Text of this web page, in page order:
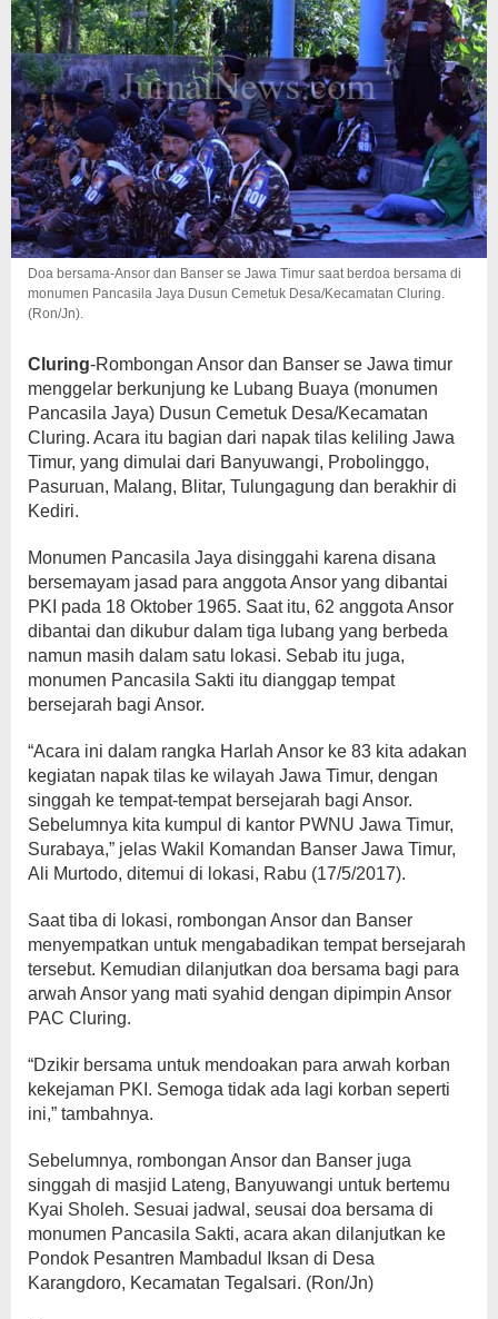
Doa bersama-Ansor dan Banser se Jawa Timur saat berdoa bersama di
monumen Pancasila Jaya Dusun Cemetuk Desa/Kecamatan Cluring.
(Ron/Jn).
Cluring-Rombongan Ansor dan Banser se Jawa timur
menggelar berkunjung ke Lubang Buaya (monumen
Pancasila Jaya) Dusun Cemetuk Desa/Kecamatan
Cluring. Acara itu bagian dari napak tilas keliling Jawa
Timur, yang dimulai dari Banyuwangi, Probolinggo,
Pasuruan, Malang, Blitar, Tulungagung dan berakhir di
Kediri.
Monumen Pancasila Jaya disinggahi karena disana
bersemayam jasad para anggota Ansor yang dibantai
PKI pada 18 Oktober 1965. Saat itu, 62 anggota Ansor
dibantai dan dikubur dalam tiga lubang yang berbeda
namun masih dalam satu lokasi. Sebab itu juga,
monumen Pancasila Sakti itu dianggap tempat
bersejarah bagi Ansor.
“Acara ini dalam rangka Harlah Ansor ke 83 kita adakan
kegiatan napak tilas ke wilayah Jawa Timur, dengan
singgah ke tempat-tempat bersejarah bagi Ansor.
Sebelumnya kita kumpul di kantor PWNU Jawa Timur,
Surabaya,” jelas Wakil Komandan Banser Jawa Timur,
Ali Murtodo, ditemui di lokasi, Rabu (17/5/2017).
Saat tiba di lokasi, rombongan Ansor dan Banser
menyempatkan untuk mengabadikan tempat bersejarah
tersebut. Kemudian dilanjutkan doa bersama bagi para
arwah Ansor yang mati syahid dengan dipimpin Ansor
PAC Cluring.
“Dzikir bersama untuk mendoakan para arwah korban
kekejaman PKI. Semoga tidak ada lagi korban seperti
ini,” tambahnya.
Sebelumnya, rombongan Ansor dan Banser juga
singgah di masjid Lateng, Banyuwangi untuk bertemu
Kyai Sholeh. Sesuai jadwal, seusai doa bersama di
monumen Pancasila Sakti, acara akan dilanjutkan ke
Pondok Pesantren Mambadul Iksan di Desa
Karangdoro, Kecamatan Tegalsari. (Ron/Jn)